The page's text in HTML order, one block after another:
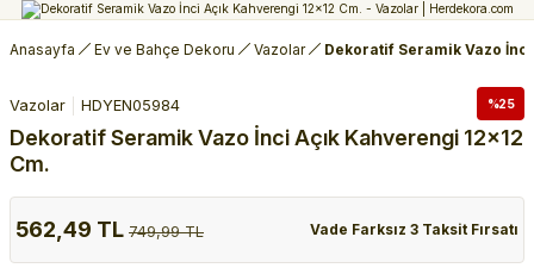
Anasayfa Ev ve Bahçe Dekoru Vazolar Dekoratif Seramik Vazo
%25
Vazolar HDYEN05984
Dekoratif Seramik Vazo İnci Açık Kahverengi 12x12
Cm.
562,49 TL 749,99 TL Vade Farksız 3 Taksit Fırsatı